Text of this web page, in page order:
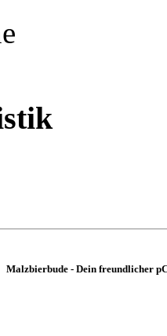
Malzbierbude - Dein freundlicher